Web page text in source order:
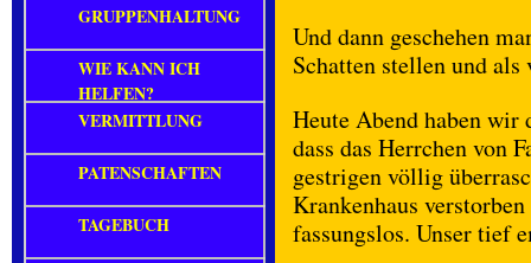
Und dann geschehen
Schatten stellen und
Heute Abend haben
dass das Herrchen von
gestrigen völlig
Krankenhaus
fassungslos. Unser tief
GRUPPENHALTUNG
WIE KANN ICH
HELFEN?
VERMITTLUNG
PATENSCHAFTEN
TAGEBUCH